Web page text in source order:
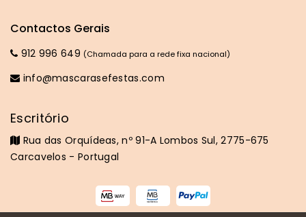
Contactos Gerais
912 996 649 (Chamada para a rede fixa nacional)
info@mascarasefestas.com
Escritório
Rua das Orquídeas, nº 91-A Lombos Sul, 2775-675
Carcavelos - Portugal